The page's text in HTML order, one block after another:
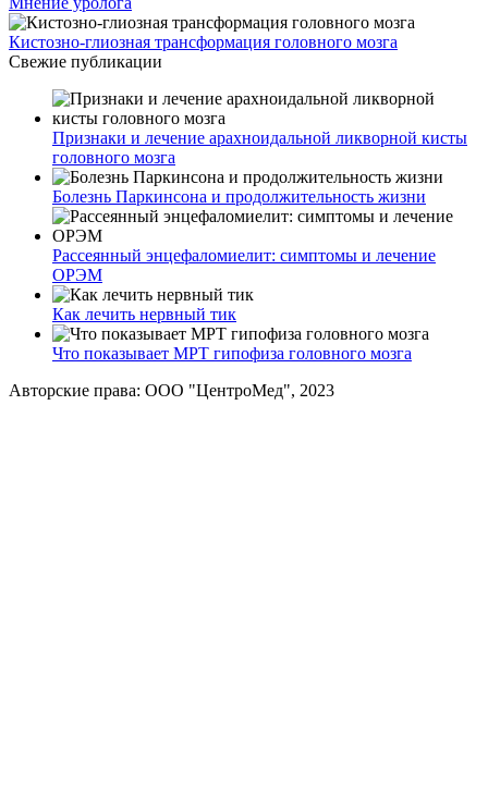
Кистозно-глиозная трансформация головного мозга
Свежие публикации
Признаки и лечение арахноидальной ликворной кисты
головного мозга
Болезнь Паркинсона и продолжительность жизни
Рассеянный энцефаломиелит: симптомы и лечение
ОРЭМ
Как лечить нервный тик
Что показывает МРТ гипофиза головного мозга
Авторские права: ООО "ЦентроМед", 2023